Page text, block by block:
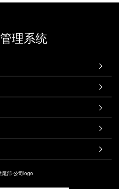
理系统




